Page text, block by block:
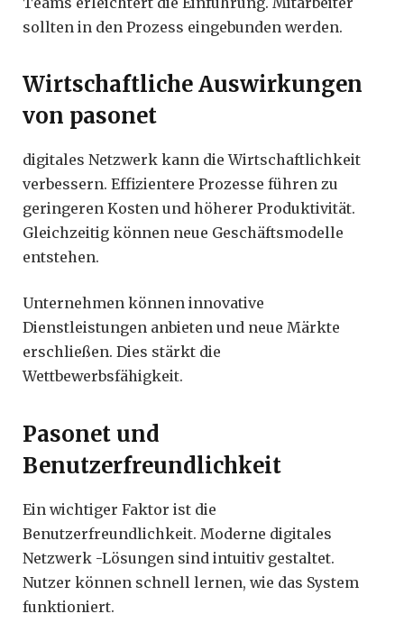
sollten in den Prozess eingebunden werden.
Wirtschaftliche Auswirkungen
von pasonet
digitales Netzwerk kann die Wirtschaftlichkeit
verbessern. Effizientere Prozesse führen zu
geringeren Kosten und höherer Produktivität.
Gleichzeitig können neue Geschäftsmodelle
entstehen.
Unternehmen können innovative
Dienstleistungen anbieten und neue Märkte
erschließen. Dies stärkt die
Wettbewerbsfähigkeit.
Pasonet und
Benutzerfreundlichkeit
Ein wichtiger Faktor ist die
Benutzerfreundlichkeit. Moderne digitales
Netzwerk -Lösungen sind intuitiv gestaltet.
Nutzer können schnell lernen, wie das System
funktioniert.